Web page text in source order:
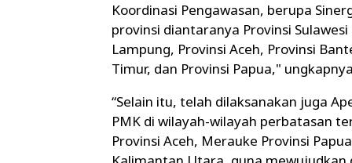
Koordinasi Pengawasan, berupa
provinsi diantaranya Provinsi
Lampung, Provinsi Aceh, Provinsi
Timur, dan Provinsi Papua,"
“Selain itu, telah dilaksanakan juga
PMK di wilayah-wilayah perbatasan
Provinsi Aceh, Merauke Provinsi